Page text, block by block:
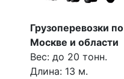
Грузоперевозки по
Москве и области
Вес: до 20 тонн.
Длина: 13 м.